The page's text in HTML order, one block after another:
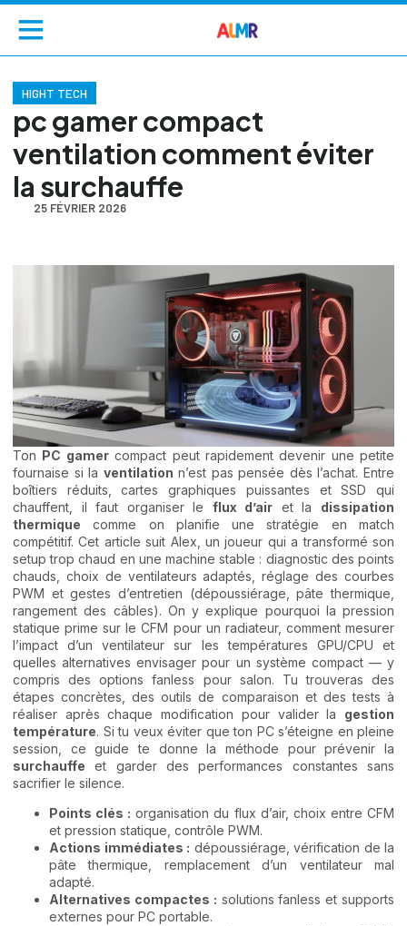
HIGHT TECH
pc gamer compact
ventilation comment éviter
la surchauffe
25 FÉVRIER 2026
Ton PC gamercompact peut rapidement devenir une petite
fournaise si la ventilation n’est pas pensée dès l’achat. Entre
boîtiers réduits, cartes graphiques puissantes et SSD qui
chauffent, il faut organiser le flux d’air et la dissipation
thermique comme on planifie une stratégie en match
compétitif. Cet article suit Alex, un joueur qui a transformé son
setup trop chaud en une machine stable : diagnostic des points
chauds, choix de ventilateurs adaptés, réglage des courbes
PWM et gestes d’entretien (dépoussiérage, pâte thermique,
rangement des câbles). On y explique pourquoi la pression
statique prime sur le CFM pour un radiateur, comment mesurer
l’impact d’un ventilateur sur les températures GPU/CPU et
quelles alternatives envisager pour un système compact — y
compris des options fanless pour salon. Tu trouveras des
étapes concrètes, des outils de comparaison et des tests à
réaliser après chaque modification pour valider la gestion
température. Si tu veux éviter que ton PC s’éteigne en pleine
session, ce guide te donne la méthode pour prévenir la
surchauffe et garder des performances constantes sans
sacrifier le silence.
Points clés : organisation du flux d’air, choix entre CFM
et pression statique, contrôle PWM.
Actions immédiates : dépoussiérage, vérification de la
pâte thermique, remplacement d’un ventilateur mal
adapté.
Alternatives compactes : solutions fanless et supports
externes pour PC portable.